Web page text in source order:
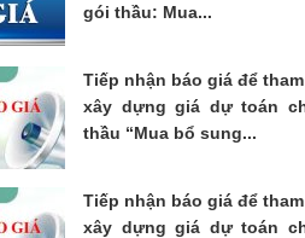
gói thầu: Mua...
Tiếp nhận báo giá để
xây dựng giá dự toán
thầu “Mua bổ sung...
Tiếp nhận báo giá để
xây dựng giá dự toán